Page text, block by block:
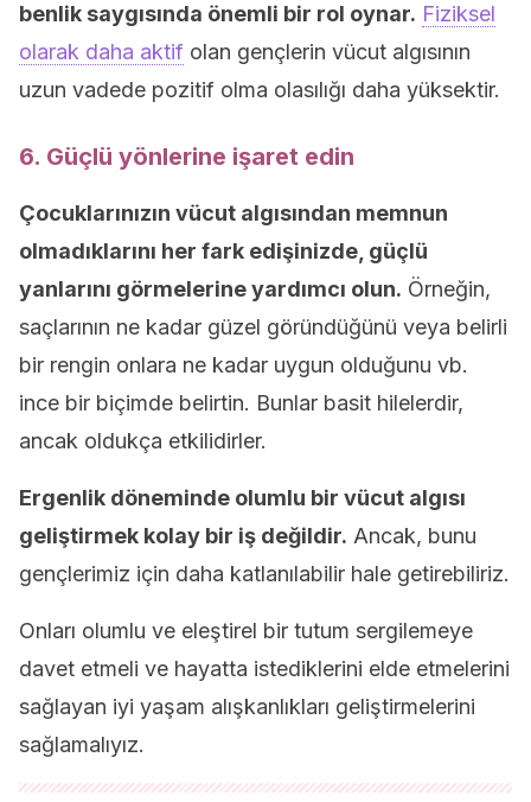
benlik saygısında önemli bir rol oynar. Fiziksel
olarak daha aktif olan gençlerin vücut algısının
uzun vadede pozitif olma olasılığı daha yüksektir.
6. Güçlü yönlerine işaret edin
Çocuklarınızın vücut algısından memnun
olmadıklarını her fark edişinizde, güçlü
yanlarını görmelerine yardımcı olun. Örneğin,
saçlarının ne kadar güzel göründüğünü veya belirli
bir rengin onlara ne kadar uygun olduğunu vb.
ince bir biçimde belirtin. Bunlar basit hilelerdir,
ancak oldukça etkilidirler.
Ergenlik döneminde olumlu bir vücut algısı
geliştirmek kolay bir iş değildir. Ancak, bunu
gençlerimiz için daha katlanılabilir hale getirebiliriz.
Onları olumlu ve eleştirel bir tutum sergilemeye
davet etmeli ve hayatta istediklerini elde etmelerini
sağlayan iyi yaşam alışkanlıkları geliştirmelerini
sağlamalıyız.